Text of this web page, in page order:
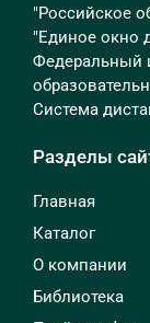
"Российское
"Единое окно
Федеральный
Система
Разделы
Главная
Каталог
О компании
Библиотека